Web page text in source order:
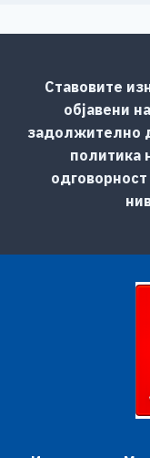
Ставовите
објавени
задолжително
политика